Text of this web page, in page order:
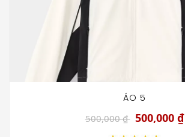
ÁO 5
500,000 ₫ 500,000 ₫